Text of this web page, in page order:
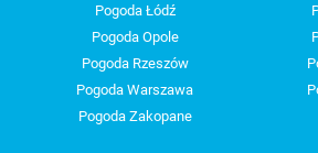
Pogoda Łódź
Pogoda Opole
Pogoda Rzeszów
Pogoda Warszawa
Pogoda Zakopane